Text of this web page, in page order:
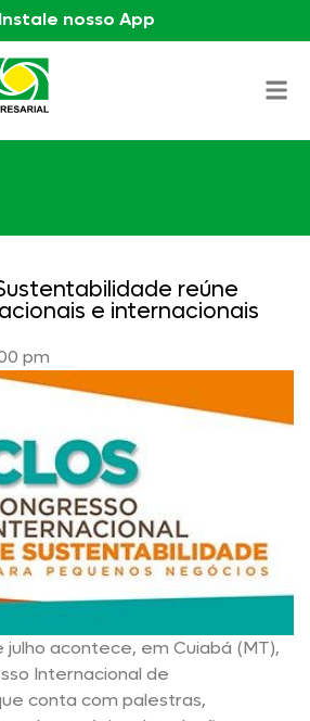
nosso App
reúne
e internacionais
pm
julho acontece, em Cuiabá (MT),
Internacional de
conta com palestras,